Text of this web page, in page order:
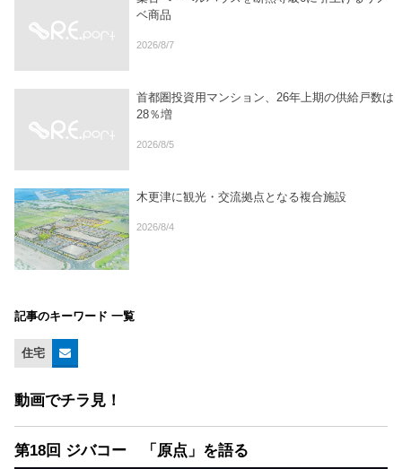
ベ商品
2026/8/7
首都圏投資用マンション、26年上期の供給戸数は
28％増
2026/8/5
木更津に観光・交流拠点となる複合施設
2026/8/4
記事のキーワード 一覧
住宅
動画でチラ見！
第18回 ジバコー 「原点」を語る